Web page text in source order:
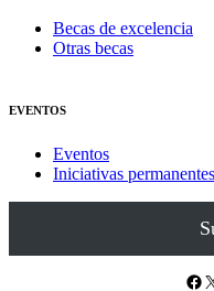
Becas de excelencia
Otras becas
EVENTOS
Eventos
Iniciativas permanentes
Facebook X